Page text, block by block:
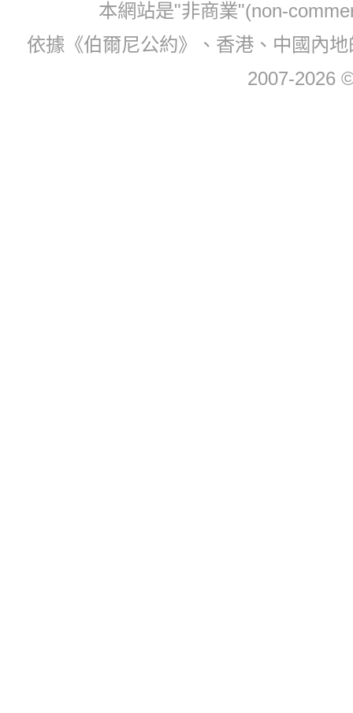
本網站是"非商業"(non-
依據《伯爾尼公約》、香港、中國內
2007-2026